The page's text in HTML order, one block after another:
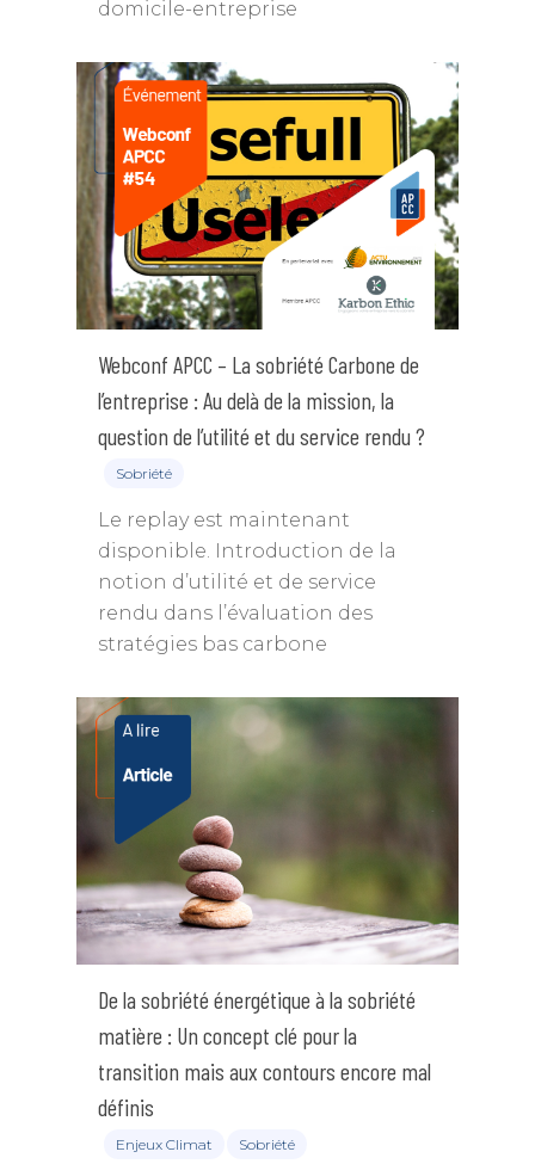
domicile-entreprise
Webconf APCC – La sobriété Carbone de
l’entreprise : Au delà de la mission, la
question de l’utilité et du service rendu ?
Sobriété
Le replay est maintenant
disponible. Introduction de la
notion d’utilité et de service
rendu dans l’évaluation des
stratégies bas carbone
De la sobriété énergétique à la sobriété
matière : Un concept clé pour la
transition mais aux contours encore mal
définis
Enjeux Climat Sobriété
Les groupes de travail
Historique
Rapports d’activité
Entreprise, climat &
Sommet Virtuel du
Sommet Virtuel de la
Durable
Rencontres
Conseils de la
Notes de
tribunes
Articles
Podcast
Annuaire des
Contact